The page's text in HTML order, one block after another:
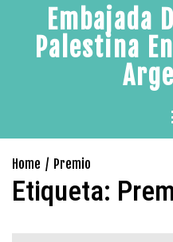
content
Embajada
Palestina
Home Premio
Etiqueta: